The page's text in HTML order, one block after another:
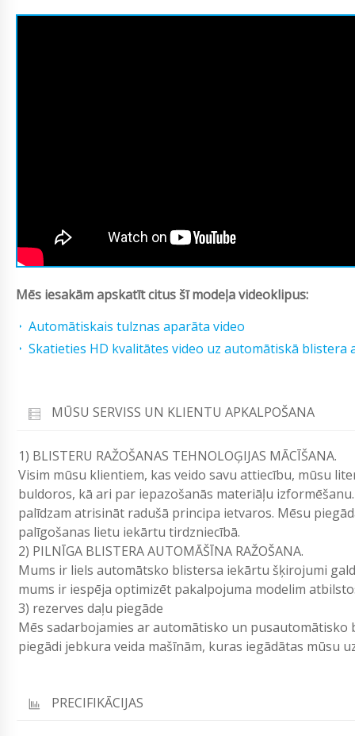
Mēs iesakām apskatīt citus šī modeļa videoklipus:
Automātiskais tulznas aparāta video
Skatieties HD kvalitātes video uz automātiskā blistera
MŪSU SERVISS UN KLIENTU APKALPOŠANA
1) BLISTERU RAŽOŠANAS TEHNOLOĢIJAS MĀCĪŠANA.
Visim mūsu klientiem, kas veido savu attiecību, mūsu
buldoros, kā ari par iepazošanās materiāļu
palīdzam atrisināt radušā principa ietvaros. Mēsu
palīgošanas lietu iekārtu tirdzniecībā.
2) PILNĪGA BLISTERA AUTOMĀŠĪNA RAŽOŠANA.
Mums ir liels automātsko blistersa iekārtu šķirojumi
mums ir iespēja optimizēt pakalpojuma modelim
3) rezerves daļu piegāde
Mēs sadarbojamies ar automātisko un
piegādi jebkura veida mašīnām, kuras iegādātas mūsu
PRECIFIKĀCIJAS